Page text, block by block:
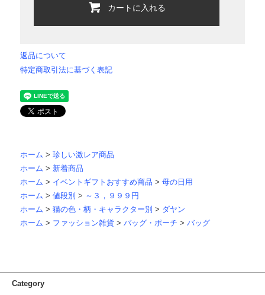
カートに入れる
返品について
特定商取引法に基づく表記
ホーム > 珍しい激レア商品
ホーム > 新着商品
ホーム > イベントギフトおすすめ商品 > 母の日用
ホーム > 値段別 > ～３，９９９円
ホーム > 猫の色・柄・キャラクター別 > ダヤン
ホーム > ファッション雑貨 > バッグ・ポーチ > バッグ
Category